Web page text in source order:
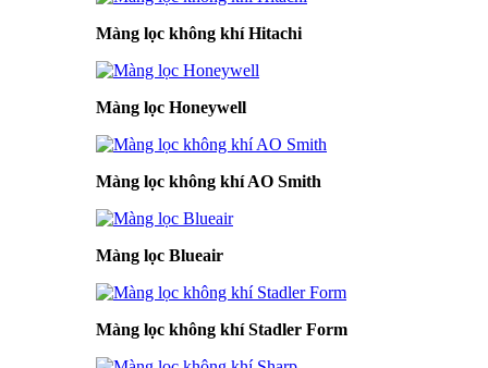
Màng lọc không khí Hitachi
Màng lọc Honeywell
Màng lọc không khí AO Smith
Màng lọc Blueair
Màng lọc không khí Stadler Form